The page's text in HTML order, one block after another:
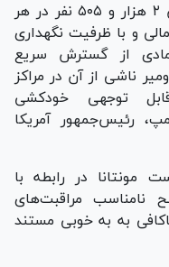
بازداشتگاه ایست مونتانا با میانگین ۲ هزار و ۵۰۵ نفر در هر
و با ظرفیت نگهداری
نمادی از گسترش سریع
ناشی از آن در مراکز
توجهی خودکشی
رئیس‌جمهور آمریکا
مونتانا در رابطه با
مراقبت‌های
به به خوبی مستند